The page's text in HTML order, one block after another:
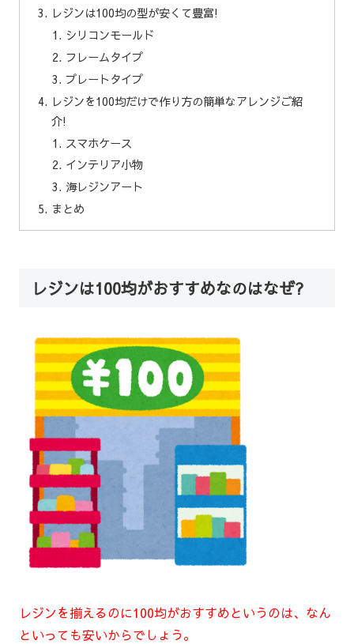
レジンは100均の型が安くて豊富!
シリコンモールド
フレームタイプ
プレートタイプ
レジンを100均だけで作り方の簡単なアレンジご紹
介!
スマホケース
インテリア小物
海レジンアート
まとめ
レジンは100均がおすすめなのはなぜ?
レジンを揃えるのに100均がおすすめというのは、なん
といっても安いからでしょう。